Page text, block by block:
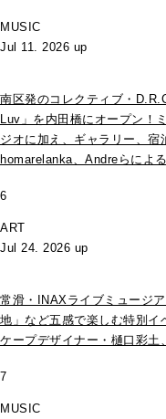
MUSIC
Jul 11. 2026 up
南区発のコレクティブ・
Luv」を内田橋にオープン！
ジオに加え、ギャラリー、宿
homarelanka、Andreらによ
6
ART
Jul 24. 2026 up
常滑・INAXライブミュージ
地」など五感で楽しむ特別イ
ケープデザイナー・樋口彩土
7
MUSIC